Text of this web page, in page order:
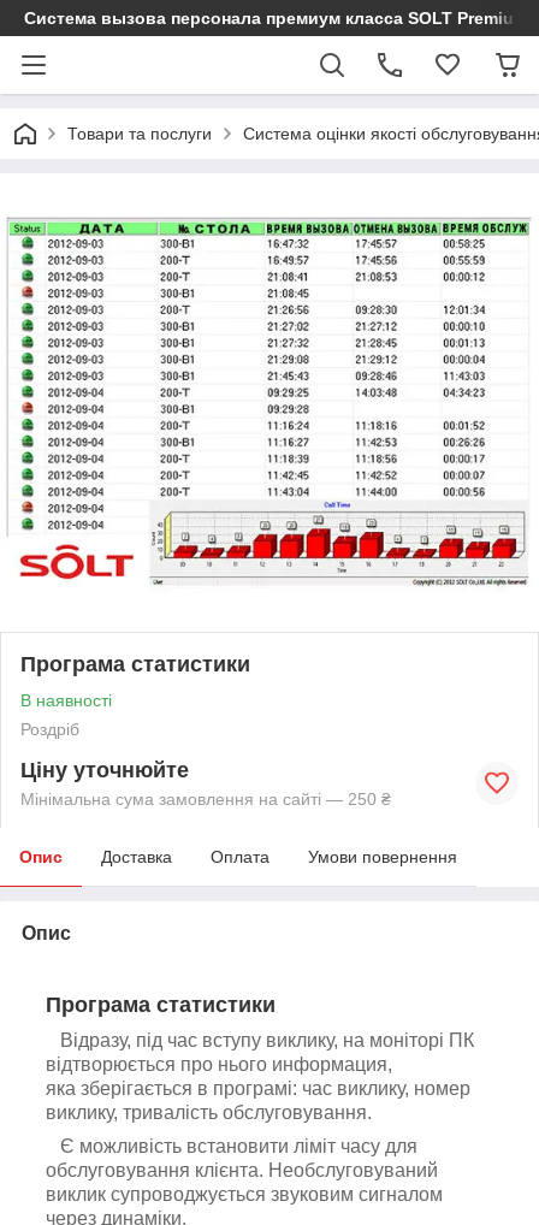
Cистема вызова персонала премиум класса SOLT Premium
Товари та послуги Система оцінки якості
Програма статистики
В наявності
Роздріб
Ціну уточнюйте
Мінімальна сума замовлення на сайті — 250 ₴
Опис Доставка Оплата Умови повернення
Опис
Програма статистики
Відразу, під час вступу виклику, на моніторі ПК
відтворюється про нього информация,
яка зберігається в програмі: час виклику, номер
виклику, тривалість обслуговування.
Є можливість встановити ліміт часу для
обслуговування клієнта. Необслуговуваний
виклик супроводжується звуковим сигналом
через динаміки.